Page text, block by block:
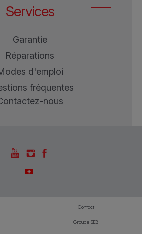
Services
Garantie
Réparations
d'emploi
fréquentes
nous
Contact
Groupe SEB